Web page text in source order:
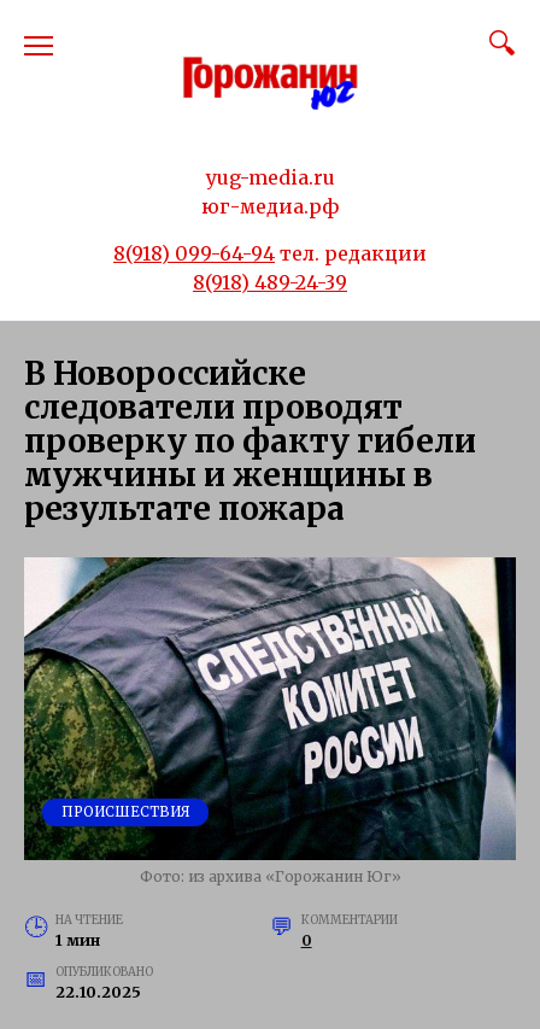
yug-media.ru
юг-медиа.рф
8(918) 099-64-94 тел. редакции
8(918) 489-24-39
В Новороссийске
следователи проводят
проверку по факту гибели
мужчины и женщины в
результате пожара
ПРОИСШЕСТВИЯ
Фото: из архива «Горожанин Юг»
НА ЧТЕНИЕ
1 мин
КОММЕНТАРИИ
0
ОПУБЛИКОВАНО
22.10.2025